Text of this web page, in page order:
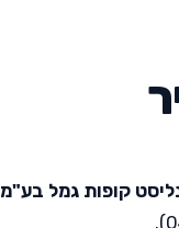
קופות גמל בע"מ